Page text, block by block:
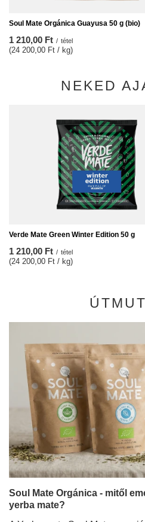
Soul Mate Orgánica Guayusa 50 g (bio)
1 210,00 Ft / tétel
(24 200,00 Ft / kg)
NEKED
Verde Mate Green Winter Edition 50 g
1 210,00 Ft / tétel
(24 200,00 Ft / kg)
Soul Mate Orgánica - mitől
yerba mate?